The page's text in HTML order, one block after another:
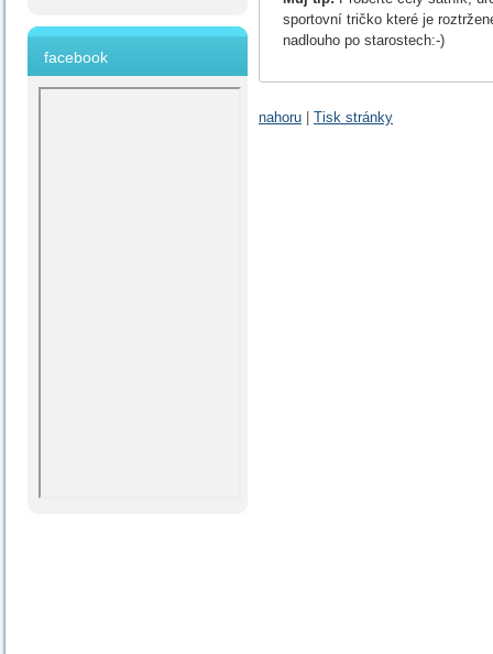
sportovní tričko které je
nadlouho po starostech:-)
nahoru Tisk stránky
facebook